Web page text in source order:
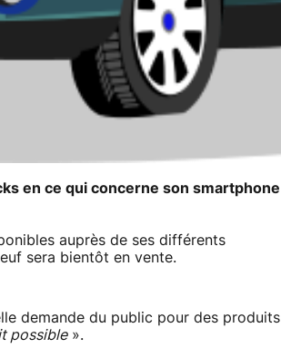
en ce qui concerne son smartphone
auprès de ses différents
sera bientôt en vente.
demande du public pour des produits
possible».